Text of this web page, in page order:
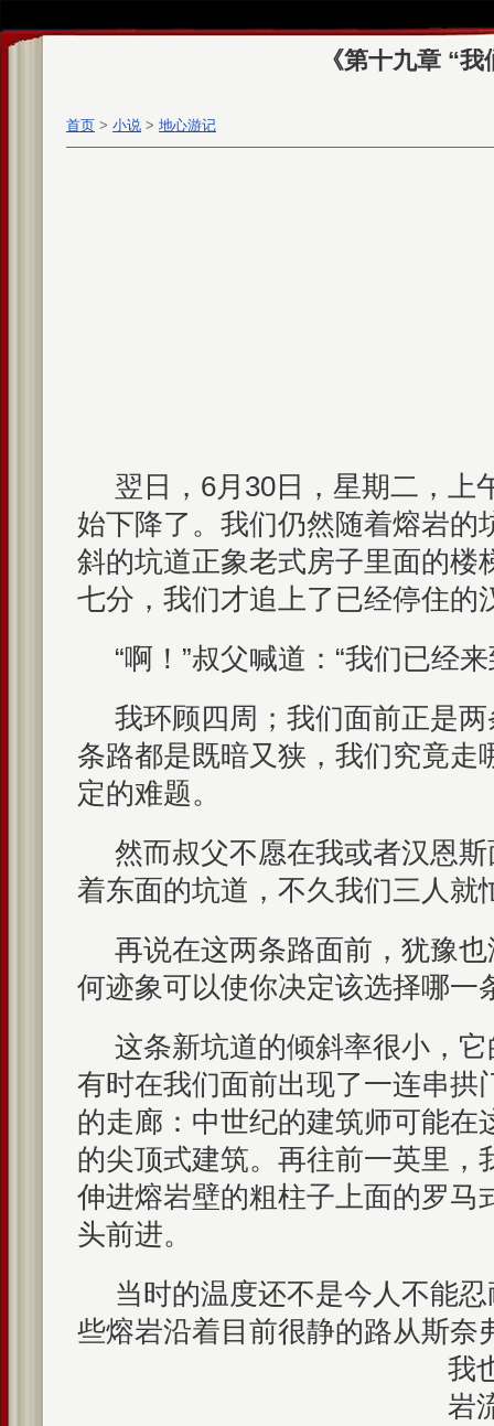
《第十九章 “
首页 > 小说 > 地心游记
翌日，6月30日，星期二，上
始下降了。我们仍然随着熔岩的
斜的坑道正象老式房子里面的楼
七分，我们才追上了已经停住的
“啊！”叔父喊道：“我们已经
我环顾四周；我们面前正是
条路都是既暗又狭，我们究竟走
定的难题。
然而叔父不愿在我或者汉恩
着东面的坑道，不久我们三人就
再说在这两条路面前，犹豫
何迹象可以使你决定该选择哪一
这条新坑道的倾斜率很小，
有时在我们面前出现了一连串拱
的走廊：中世纪的建筑师可能在
的尖顶式建筑。再往前一英里，
伸进熔岩壁的粗柱子上面的罗马
头前进。
当时的温度还不是今人不能
些熔岩沿着目前很静的路从斯奈
我
岩